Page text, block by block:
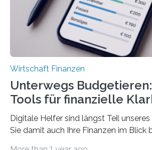
Wirtschaft Finanzen
Unterwegs
Tools für finanzielle
Digitale Helfer sind längst Teil
Sie damit auch Ihre Finanzen im Blick